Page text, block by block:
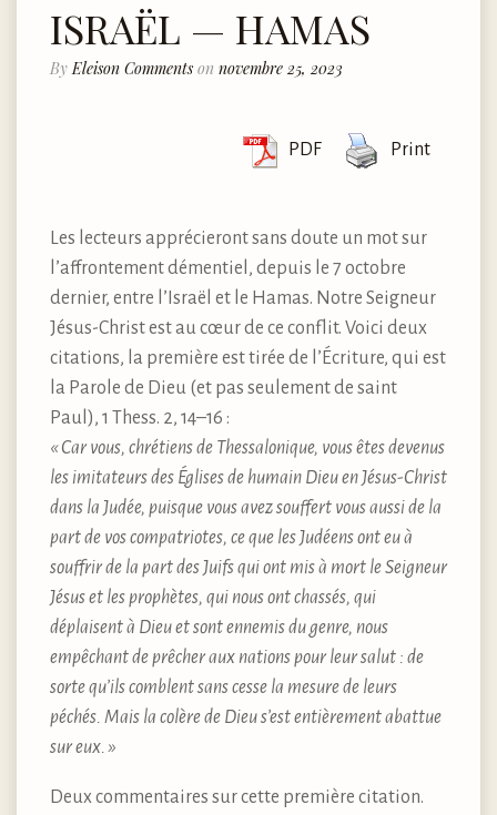
ISRAËL — HAMAS
By Eleison Comments on novembre 25, 2023
PDF Print
Les lecteurs apprécieront sans doute un mot sur
l’affrontement démentiel, depuis le 7 octobre
dernier, entre l’Israël et le Hamas. Notre Seigneur
Jésus-Christ est au cœur de ce conflit. Voici deux
citations, la première est tirée de l’Écriture, qui est
la Parole de Dieu (et pas seulement de saint
Paul), 1 Thess. 2, 14–16 :
« Car vous, chrétiens de Thessalonique, vous êtes devenus
les imitateurs des Églises de humain Dieu en Jésus-Christ
dans la Judée, puisque vous avez souffert vous aussi de la
part de vos compatriotes, ce que les Judéens ont eu à
souffrir de la part des Juifs qui ont mis à mort le Seigneur
Jésus et les prophètes, qui nous ont chassés, qui
déplaisent à Dieu et sont ennemis du genre, nous
empêchant de prêcher aux nations pour leur salut : de
sorte qu’ils comblent sans cesse la mesure de leurs
péchés. Mais la colère de Dieu s’est entièrement abattue
sur eux. »
Deux commentaires sur cette première citation.